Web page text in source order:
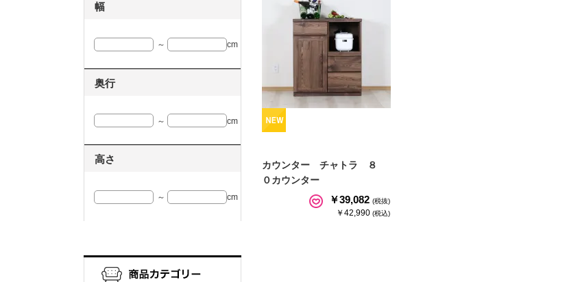
カウンター チャトラ ８
０カウンター
￥39,082 (税抜)
￥42,990 (税込)
幅
～ cm
奥行
～ cm
高さ
～ cm